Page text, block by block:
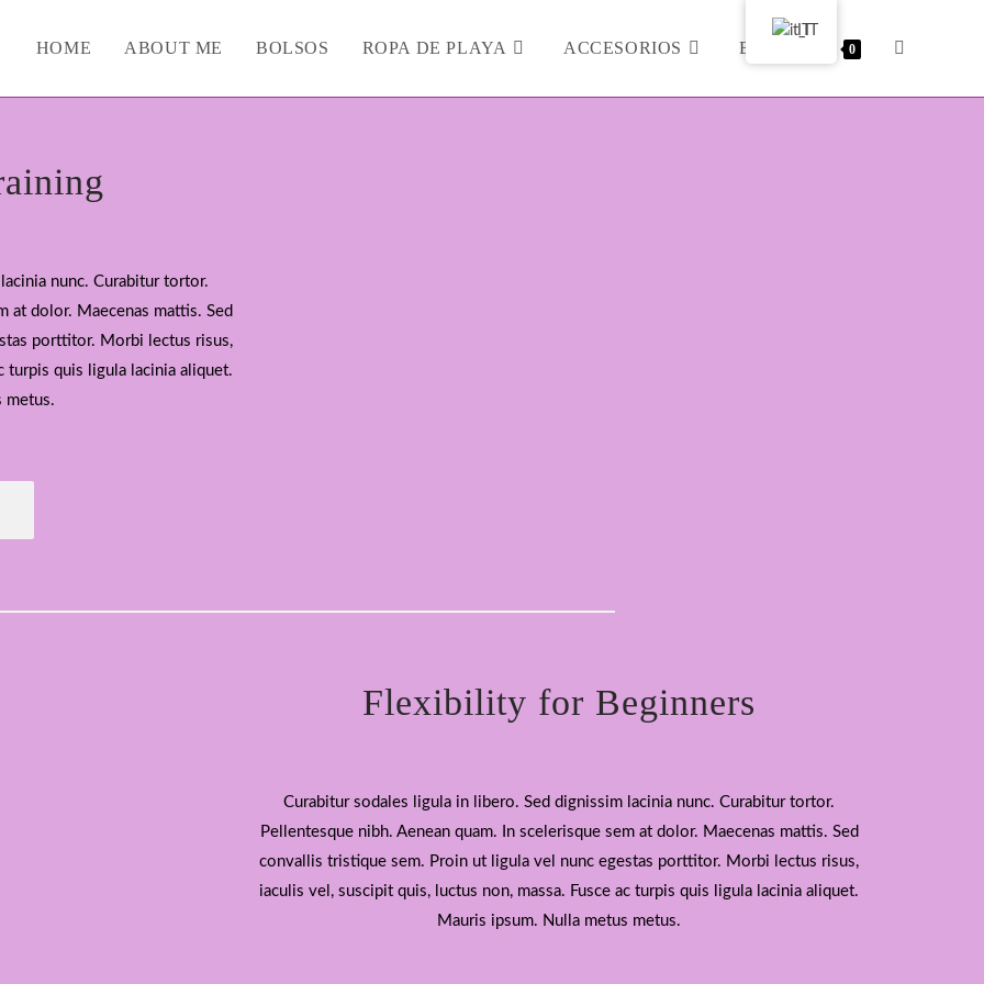
HOME ABOUT ME BOLSOS ROPA DE PLAYA ACCESORIOS BLOG 0
nunc. Curabitur tortor.
at dolor. Maecenas mattis. Sed
porttitor. Morbi lectus risus,
turpis quis ligula lacinia aliquet.
metus.
Flexibility for Beginners
Curabitur sodales ligula in libero. Sed dignissim lacinia nunc. Curabitur tortor.
Pellentesque nibh. Aenean quam. In scelerisque sem at dolor. Maecenas mattis. Sed
convallis tristique sem. Proin ut ligula vel nunc egestas porttitor. Morbi lectus risus,
iaculis vel, suscipit quis, luctus non, massa. Fusce ac turpis quis ligula lacinia aliquet.
Mauris ipsum. Nulla metus metus.
IT